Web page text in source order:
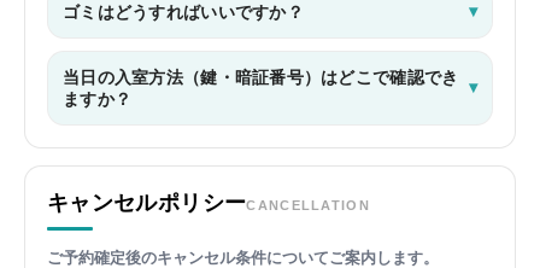
ゴミはどうすればいいですか？
当日の入室方法（鍵・暗証番号）はどこで確認でき
ますか？
キャンセルポリシーCANCELLATION
ご予約確定後のキャンセル条件についてご案内します。